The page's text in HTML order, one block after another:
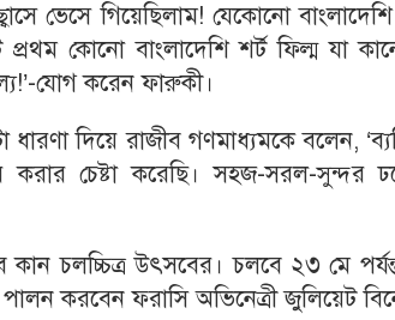
ভেসে গিয়েছিলাম! যেকোনো
কোনো বাংলাদেশি শর্ট ফিল্ম যা
যোগ করেন ফারুকী।
ধারণা দিয়ে রাজীব গণমাধ্যমকে বলেন,
করার চেষ্টা করেছি। সহজ-সরল-সুন্দর
কান চলচ্চিত্র উৎসবের। চলবে ২৩ মে
পালন করবেন ফরাসি অভিনেত্রী জুলিয়েট